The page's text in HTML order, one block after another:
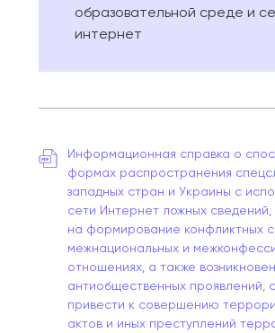
образовательной среде и
интернет
Информационная справка о
формах распространения
западных стран и Украины с
сети Интернет ложных
на формирование конфликтных
межнациональных и
отношениях, а также
антиобщественных проявлений,
привести к совершению
актов и иных преступлений